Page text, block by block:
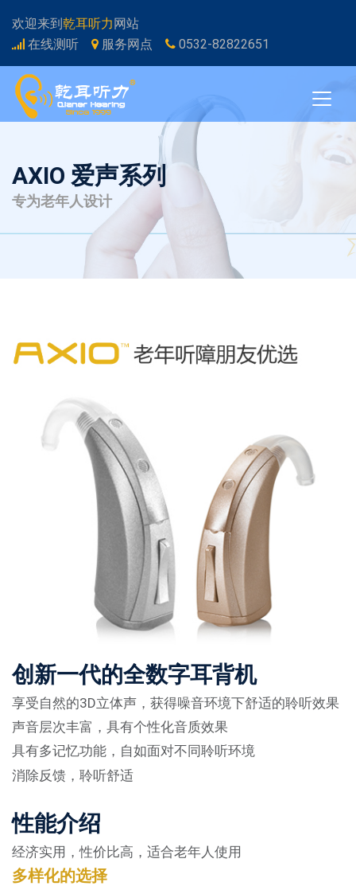
欢迎来到乾耳听力网站
在线测听
服务网点 0532-82822651
AXIO 爱声系列
专为老年人设计
创新一代的全数字耳背机
享受自然的3D立体声，获得噪音环境下舒适的聆听效果
声音层次丰富，具有个性化音质效果
具有多记忆功能，自如面对不同聆听环境
消除反馈，聆听舒适
性能介绍
经济实用，性价比高，适合老年人使用
多样化的选择